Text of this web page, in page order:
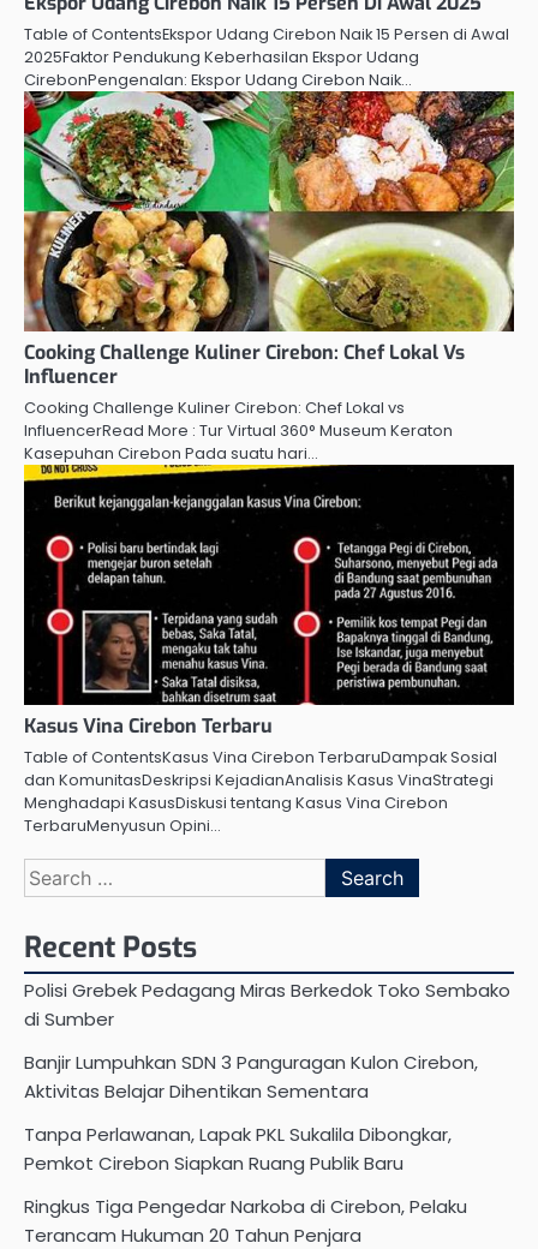
Table of ContentsEkspor Udang Cirebon Naik 15 Persen di Awal
2025Faktor Pendukung Keberhasilan Ekspor Udang
CirebonPengenalan: Ekspor Udang Cirebon Naik…
Cooking Challenge Kuliner Cirebon: Chef Lokal Vs
Influencer
Cooking Challenge Kuliner Cirebon: Chef Lokal vs
InfluencerRead More : Tur Virtual 360° Museum Keraton
Kasepuhan Cirebon Pada suatu hari…
Kasus Vina Cirebon Terbaru
Table of ContentsKasus Vina Cirebon TerbaruDampak Sosial
dan KomunitasDeskripsi KejadianAnalisis Kasus VinaStrategi
Menghadapi KasusDiskusi tentang Kasus Vina Cirebon
TerbaruMenyusun Opini…
Search
for:
Recent Posts
Polisi Grebek Pedagang Miras Berkedok Toko Sembako
di Sumber
Banjir Lumpuhkan SDN 3 Panguragan Kulon Cirebon,
Aktivitas Belajar Dihentikan Sementara
Tanpa Perlawanan, Lapak PKL Sukalila Dibongkar,
Pemkot Cirebon Siapkan Ruang Publik Baru
Ringkus Tiga Pengedar Narkoba di Cirebon, Pelaku
Terancam Hukuman 20 Tahun Penjara